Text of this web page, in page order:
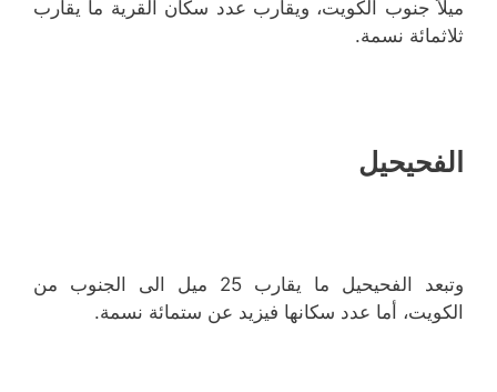
ميلاً جنوب الكويت، ويقارب عدد سكان القرية ما يقارب
ثلاثمائة نسمة.
الفحيحيل
وتبعد الفحيحيل ما يقارب 25 ميل الى الجنوب من
الكويت، أما عدد سكانها فيزيد عن ستمائة نسمة.